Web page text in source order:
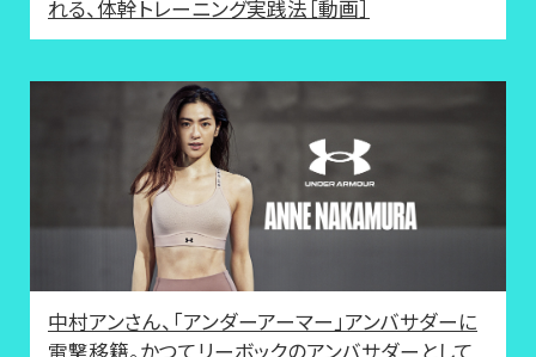
れる、体幹トレーニング実践法［動画］
中村アンさん、「アンダーアーマー」アンバサダーに
電撃移籍。かつてリーボックのアンバサダーとして